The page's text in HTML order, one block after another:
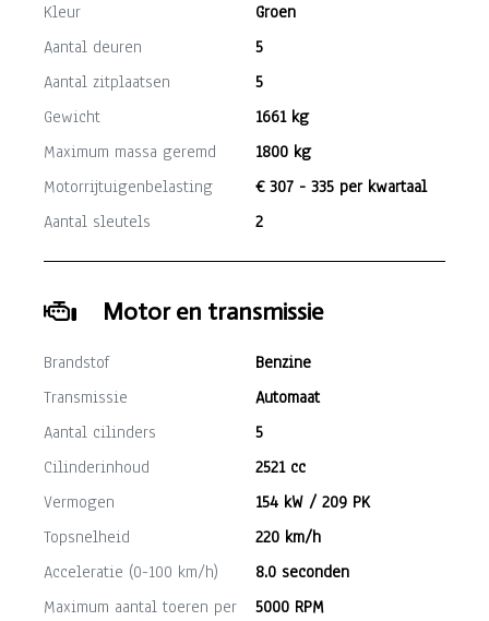
Kleur
Groen
Aantal deuren
5
Aantal zitplaatsen
5
Gewicht
1661 kg
Maximum massa geremd
1800 kg
Motorrijtuigenbelasting
€ 307 - 335 per kwartaal
Aantal sleutels
2
Motor en transmissie
Brandstof
Benzine
Transmissie
Automaat
Aantal cilinders
5
Cilinderinhoud
2521 cc
Vermogen
154 kW / 209 PK
Topsnelheid
220 km/h
Acceleratie (0-100 km/h)
8.0 seconden
Maximum aantal toeren per
5000 RPM